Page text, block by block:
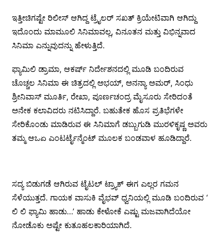
ಇತ್ತೀಚಿಗಷ್ಟೇ ರಿಲೀಸ್ ಆಗಿದ್ದ ಟ್ರೈಲರ್ ಸಖತ್ ಕ್ರಿಯೇಟಿವಾಗಿ ಆಗಿದ್ದು
ಇದೊಂದು ಮಾಮೂಲಿ ಸಿನಿಮಾವಲ್ಲ, ವಿನೂತನ ಮತ್ತು ವಿಭಿನ್ನವಾದ
ಸಿನಿಮಾ ಎನ್ನುವುದನ್ನು ಹೇಳುತ್ತಿದೆ.
ಫ್ಯಾಮಿಲಿ ಡ್ರಾಮಾ, ಆಕರ್ಷ್ ನಿರ್ದೇಶನದಲ್ಲಿ ಮೂಡಿ ಬಂದಿರುವ
ಚೊಚ್ಚಲ ಸಿನಿಮಾ ಈ ಚಿತ್ರದಲ್ಲಿ ಅಭಯ್, ಅನನ್ಯಾ ಅಮರ್, ಸಿಂಧು
ಶ್ರೀನಿವಾಸ್ ಮೂರ್ತಿ, ರೇಖಾ, ಪೂರ್ಣಚಂದ್ರ ಮೈಸೂರು ಸೇರಿದಂತೆ
ಅನೇಕ ಕಲಾವಿದರು ನಟಿಸಿದ್ದಾರೆ. ಬಹುತೇಕ ಹೊಸ ಪ್ರತಿಭೆಗಳೇ
ಸೇರಿಕೊಂಡು ಮಾಡಿರುವ ಈ ಸಿನಿಮಾಗೆ ಡಬ್ಬುಗುಡಿ ಮುರಳಿಕೃಷ್ಣ ಅವರು
ತಮ್ಮ ಆಒಏ ಎಂಟರ್ಟೈನ್ಮೆಂಟ್ ಮೂಲಕ ಬಂಡವಾಳ ಹೂಡಿದ್ದಾರೆ.
ಸದ್ಯ ಬಿಡುಗಡೆ ಆಗಿರುವ ಟೈಟಲ್ ಟ್ರ್ಯಾಕ್ ಈಗ ಎಲ್ಲರ ಗಮನ
ಸೆಳೆಯುತ್ತದೆ. ಗಾಯಕ ವಾಸುಕಿ ವೈಭವ್ ಧ್ವನಿಯಲ್ಲಿ ಮೂಡಿ ಬಂದಿರುವ ‘
ಲಿ ಲಿ ಫ್ಯಾಮಿ ಹಾಡು…’ ಹಾಡು ಕೇಳೋಕೆ ಎಷ್ಟು ಮಜವಾಗಿದೆಯೋ
ನೋಡೊಕು ಅಷ್ಟೇ ಕುತೂಹಲಕಾರಿಯಾಗಿದೆ.